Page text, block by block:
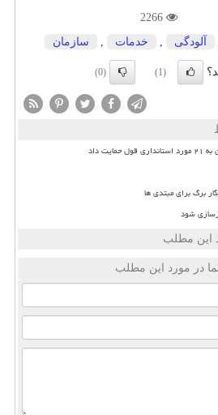
آلودگی خدمات سازمان
(1)
(0)
داد
برگ برای مبتدی ها
شود
این مطلب
در مورد این مطلب